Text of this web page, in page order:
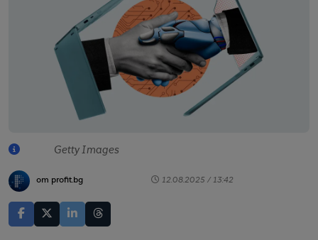
Getty Images
от profit.bg 12.08.2025 / 13:42